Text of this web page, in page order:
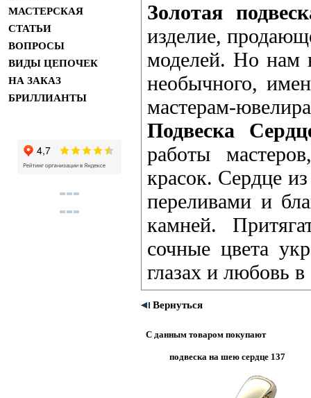
МАСТЕРСКАЯ
СТАТЬИ
ВОПРОСЫ
ВИДЫ ЦЕПОЧЕК
НА ЗАКАЗ
БРИЛЛИАНТЫ
Золотая
изделие,
моделей. Но нам
необычного,
мастерам-
Подвеска
работы
красок. Сердце
переливами и
камней.
сочные цвета
глазах и любовь в
Вернуться
С данным товаром покупают
подвеска на шею сердце 137